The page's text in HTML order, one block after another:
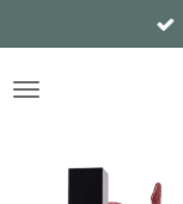
pääsisältöön